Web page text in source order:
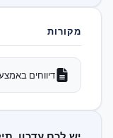
מקורות
דיווחים